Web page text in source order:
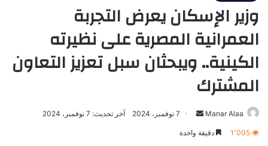
وزير الإسكان يعرض التجربة
العمرانية المصرية على نظيرته
الكينية.. ويبحثان سبل تعزيز التعاون
المشترك
Manar Alaa
أرسل 7 نوفمبر، 2024 آخر تحديث: 7 نوفمبر، 2024
1٬005 دقيقة واحدة